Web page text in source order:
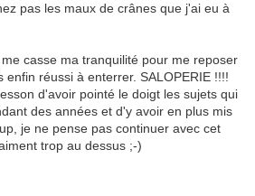
pas les maux de crânes que j'ai eu à
casse ma tranquilité pour me reposer
enfin réussi à enterrer. SALOPERIE !!!!
d'avoir pointé le doigt les sujets qui
des années et d'y avoir en plus mis
je ne pense pas continuer avec cet
trop au dessus ;-)